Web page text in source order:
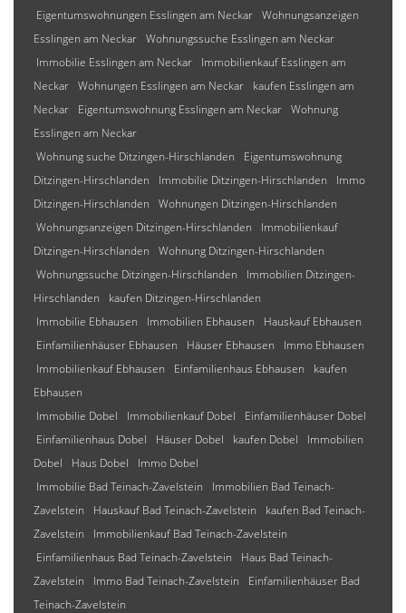
Eigentumswohnungen Esslingen am Neckar Wohnungsanzeigen
Esslingen am Neckar Wohnungssuche Esslingen am Neckar
Immobilie Esslingen am Neckar
Immobilienkauf Esslingen am
Neckar Wohnungen Esslingen am Neckar
kaufen Esslingen am
Neckar
Eigentumswohnung Esslingen am Neckar Wohnung
Esslingen am Neckar
Wohnung suche Ditzingen-Hirschlanden
Eigentumswohnung
Ditzingen-Hirschlanden
Immobilie Ditzingen-Hirschlanden
Immo
Ditzingen-Hirschlanden
Wohnungen Ditzingen-Hirschlanden
Wohnungsanzeigen Ditzingen-Hirschlanden
Immobilienkauf
Ditzingen-Hirschlanden
Wohnung Ditzingen-Hirschlanden
Wohnungssuche Ditzingen-Hirschlanden
Immobilien Ditzingen-
Hirschlanden
kaufen Ditzingen-Hirschlanden
Immobilie Ebhausen
Immobilien Ebhausen
Hauskauf Ebhausen
Einfamilienhäuser Ebhausen
Häuser Ebhausen
Immo Ebhausen
Immobilienkauf Ebhausen
Einfamilienhaus Ebhausen
kaufen
Ebhausen
Immobilie Dobel
Immobilienkauf Dobel
Einfamilienhäuser Dobel
Einfamilienhaus Dobel
Häuser Dobel kaufen Dobel
Immobilien
Dobel
Haus Dobel
Immo Dobel
Immobilie Bad Teinach-Zavelstein
Immobilien Bad Teinach-
Zavelstein
Hauskauf Bad Teinach-Zavelstein
kaufen Bad Teinach-
Zavelstein
Immobilienkauf Bad Teinach-Zavelstein
Einfamilienhaus Bad Teinach-Zavelstein
Haus Bad Teinach-
Zavelstein
Immo Bad Teinach-Zavelstein
Einfamilienhäuser Bad
Teinach-Zavelstein